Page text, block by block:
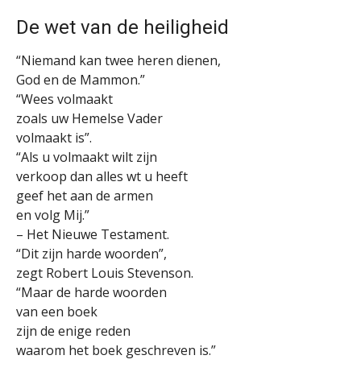
De wet van de heiligheid
“Niemand kan twee heren dienen,
God en de Mammon.”
“Wees volmaakt
zoals uw Hemelse Vader
volmaakt is”.
“Als u volmaakt wilt zijn
verkoop dan alles wt u heeft
geef het aan de armen
en volg Mij.”
– Het Nieuwe Testament.
“Dit zijn harde woorden”,
zegt Robert Louis Stevenson.
“Maar de harde woorden
van een boek
zijn de enige reden
waarom het boek geschreven is.”